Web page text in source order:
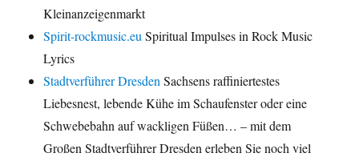
Kleinanzeigenmarkt
Spirit-rockmusic.eu Spiritual Impulses in Rock Music
Lyrics
Stadtverführer Dresden Sachsens raffiniertestes
Liebesnest, lebende Kühe im Schaufenster oder eine
Schwebebahn auf wackligen Füßen… – mit dem
Großen Stadtverführer Dresden erleben Sie noch viel